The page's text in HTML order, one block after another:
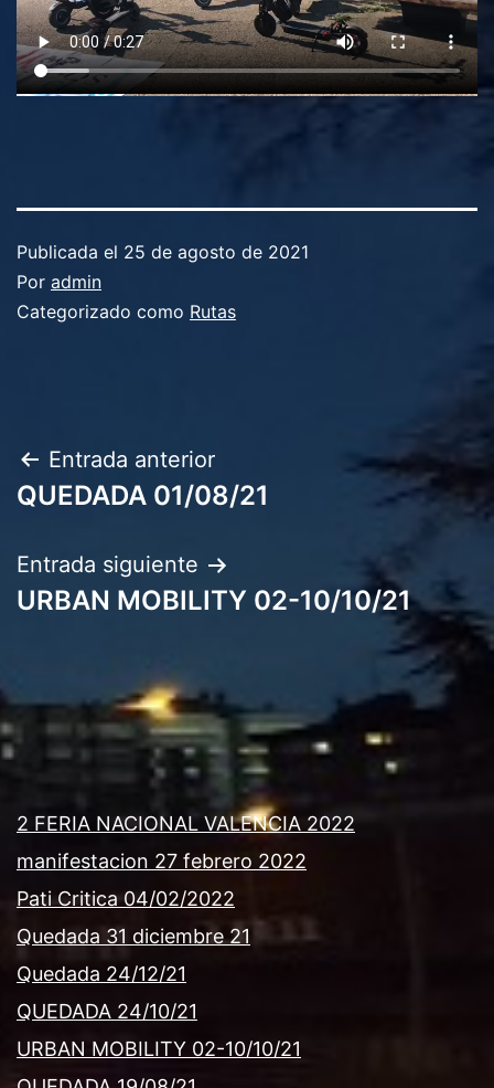
Publicada el 25 de agosto de 2021
Por admin
Categorizado como Rutas
Navegación
de
entradas
Entrada anterior
QUEDADA 01/08/21
Entrada siguiente
URBAN MOBILITY 02-10/10/21
2 FERIA NACIONAL VALENCIA 2022
manifestacion 27 febrero 2022
Pati Critica 04/02/2022
Quedada 31 diciembre 21
Quedada 24/12/21
QUEDADA 24/10/21
URBAN MOBILITY 02-10/10/21